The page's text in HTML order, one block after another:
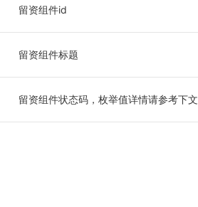
留资组件id
留资组件标题
留资组件状态码，枚举值详情请参考下文